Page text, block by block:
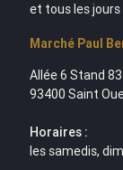
et tous les jours
Marché Paul
Allée 6 Stand 83
93400 Saint
Horaires :
les samedis,